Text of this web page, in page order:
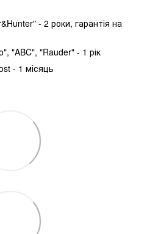
- 2 роки, гарантія на
"ABC", "Rauder" - 1 рік
- 1 місяць